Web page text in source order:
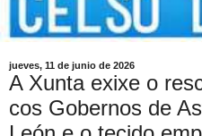
jueves, 11 de junio de 2026
A Xunta exixe o
cos Gobernos de